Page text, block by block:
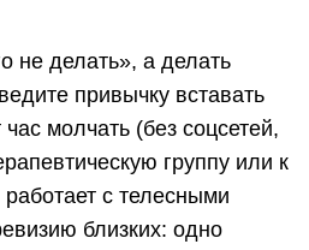
не делать», а делать
привычку вставать
молчать (без соцсетей,
группу или к
с телесными
близких: одно